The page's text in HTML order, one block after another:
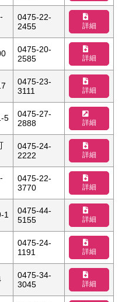
0475-22-
2455
詳細
0475-20-
2585
詳細
0475-23-
3111
詳細
5
0475-27-
2888
詳細
0475-24-
2222
詳細
0475-22-
3770
詳細
1
0475-44-
5155
詳細
0475-24-
1191
詳細
0475-34-
3045
詳細